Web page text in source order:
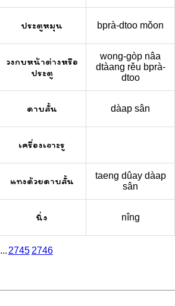
ประตูหมุน bprà-dtoo mǒon
วงกบหน้าต่างหรือ
ประตู
wong-gòp nâa
dtàang rěu bprà-
dtoo
ดาบสั้น dàap sân
เครื่องเจาะรู
แทงด้วยดาบสั้น
taeng dûay dàap
sân
นิ่ง nîng
... 2745 2746